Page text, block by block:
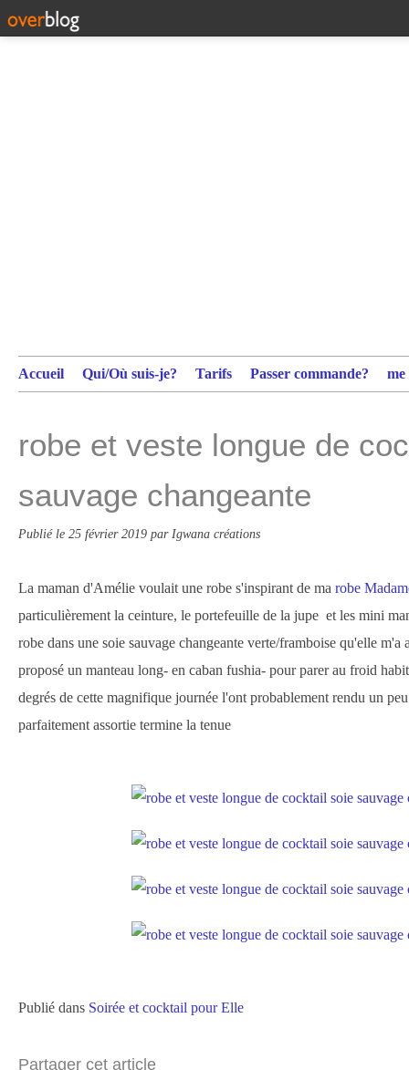
Accueil Qui/Où suis-je? Tarifs Passer commande?
robe et veste longue de
sauvage changeante
Publié le 25 février 2019 par Igwana créations
La maman d'Amélie voulait une robe s'inspirant de ma robe
particulièrement la ceinture, le portefeuille de la jupe et les mini
robe dans une soie sauvage changeante verte/framboise qu'elle m'a
proposé un manteau long- en caban fushia- pour parer au froid
degrés de cette magnifique journée l'ont probablement rendu un
parfaitement assortie termine la tenue
Publié dans Soirée et cocktail pour Elle
Partager cet article